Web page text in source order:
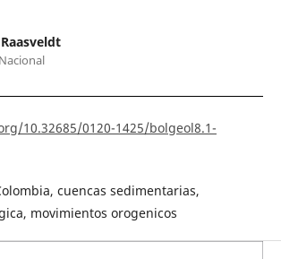
10.32685/0120-1425/bolgeol8.1-
cuencas sedimentarias,
movimientos orogenicos